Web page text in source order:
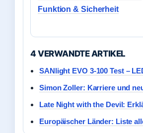
Funktion & Sicherheit
4 VERWANDTE ARTIKEL
SANlight EVO 3-100 Test –
Simon Zoller: Karriere und
Late Night with the Devil:
Europäischer Länder: Liste